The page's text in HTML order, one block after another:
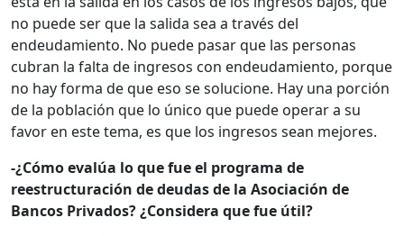
no puede ser que la salida sea a través del
endeudamiento. No puede pasar que las personas
cubran la falta de ingresos con endeudamiento, porque
no hay forma de que eso se solucione. Hay una porción
de la población que lo único que puede operar a su
favor en este tema, es que los ingresos sean mejores.
-¿Cómo evalúa lo que fue el programa de
reestructuración de deudas de la Asociación de
Bancos Privados? ¿Considera que fue útil?